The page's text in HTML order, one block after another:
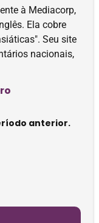
à Mediacorp,
Ela cobre
Seu site
nacionais,
anterior.